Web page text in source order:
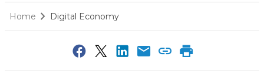
Home Digital Economy